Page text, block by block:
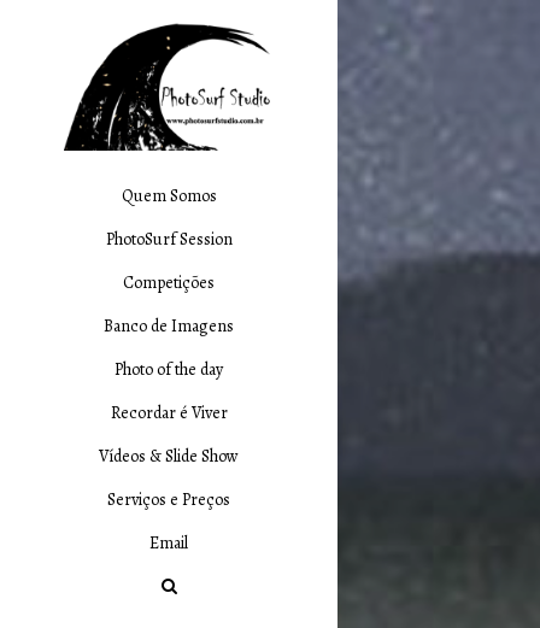
Quem Somos
PhotoSurf Session
Competições
Banco de Imagens
Photo of the day
Recordar é Viver
Vídeos & Slide Show
Serviços e Preços
Email